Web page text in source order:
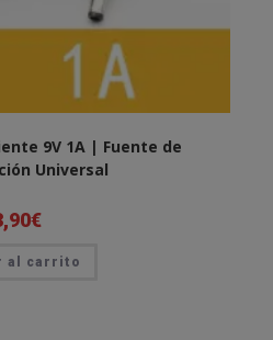
9V 1A | Fuente de
Universal
€
al carrito